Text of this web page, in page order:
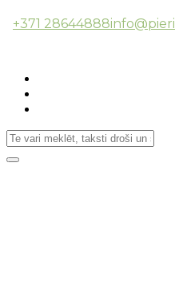
+371 28644888
Toggle